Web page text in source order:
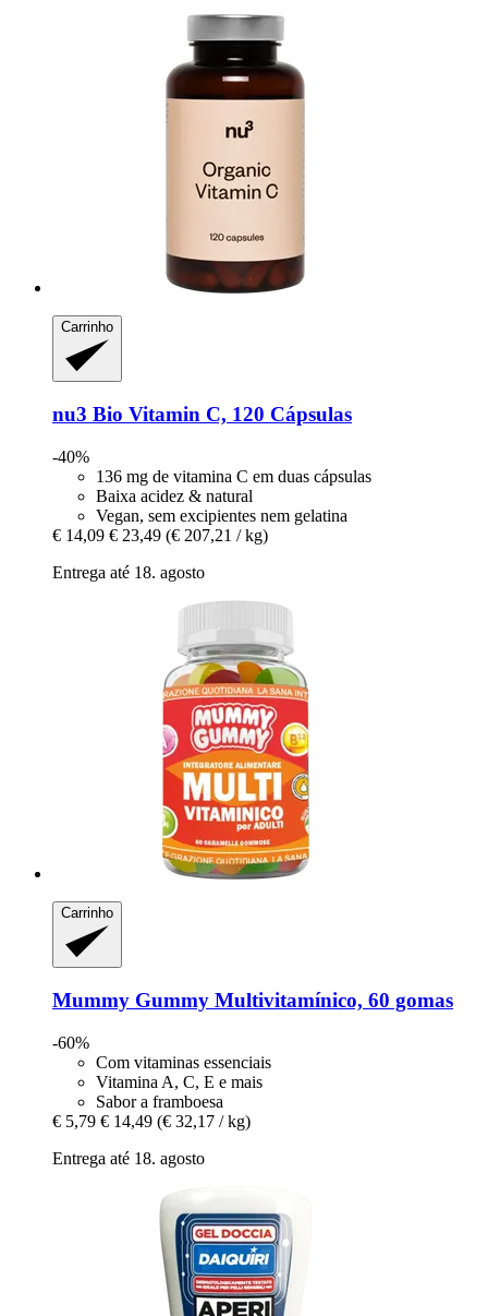
Carrinho
nu3 Bio Vitamin C, 120 Cápsulas
-40%
136 mg de vitamina C em duas cápsulas
Baixa acidez & natural
Vegan, sem excipientes nem gelatina
€ 14,09 € 23,49 (€ 207,21 / kg)
Entrega até 18. agosto
Carrinho
Mummy Gummy Multivitamínico, 60 gomas
-60%
Com vitaminas essenciais
Vitamina A, C, E e mais
Sabor a framboesa
€ 5,79 € 14,49 (€ 32,17 / kg)
Entrega até 18. agosto